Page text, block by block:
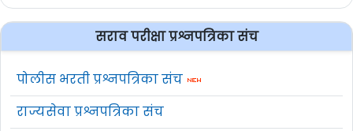
सराव परीक्षा प्रश्नपत्रिका संच
पोलीस भरती प्रश्नपत्रिका संच
राज्यसेवा प्रश्नपत्रिका संच